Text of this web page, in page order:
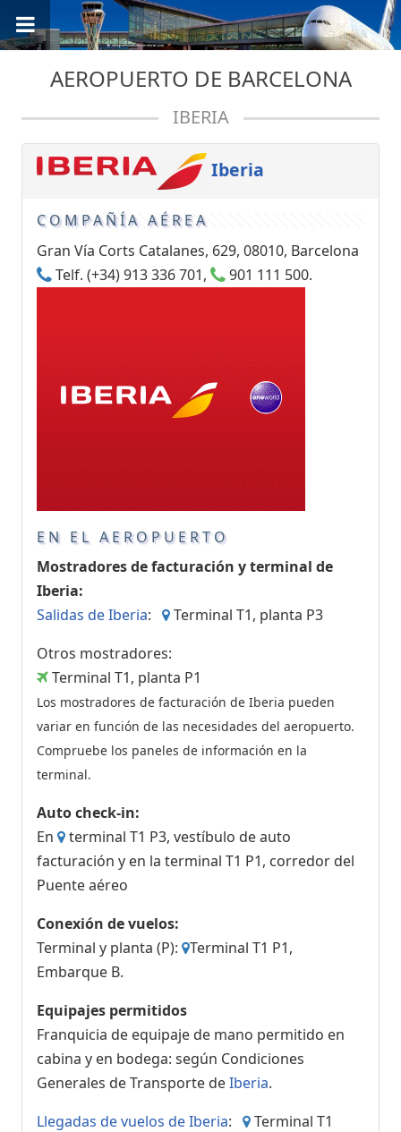
AEROPUERTO DE BARCELONA
IBERIA
Iberia
COMPAÑÍA AÉREA
Gran Vía Corts Catalanes, 629, 08010, Barcelona
Telf. (+34) 913 336 701,
901 111 500.
EN EL AEROPUERTO
Mostradores de facturación y terminal de
Iberia:
Salidas de Iberia:
Terminal T1, planta P3
Otros mostradores:
Terminal T1, planta P1
Los mostradores de facturación de Iberia pueden
variar en función de las necesidades del aeropuerto.
Compruebe los paneles de información en la
terminal.
Auto check-in:
En
terminal T1 P3, vestíbulo de auto
facturación y en la terminal T1 P1, corredor del
Puente aéreo
Conexión de vuelos:
Terminal y planta (P):
Terminal T1 P1,
Embarque B.
Equipajes permitidos
Franquicia de equipaje de mano permitido en
cabina y en bodega: según Condiciones
Generales de Transporte deIberia.
Llegadas de vuelos de Iberia: Terminal T1